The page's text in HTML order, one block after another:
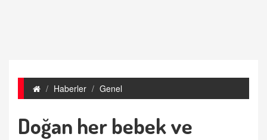
Haberler Genel
Doğan her bebek ve